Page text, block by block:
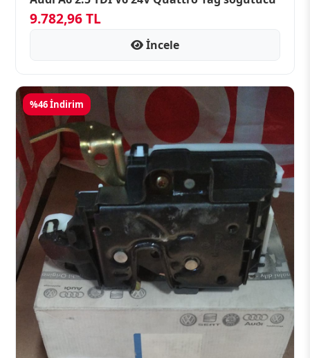
9.782,96 TL
İncele
%46 İndirim